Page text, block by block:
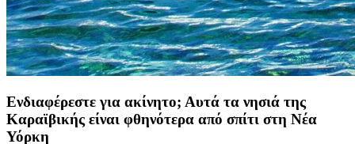
Ενδιαφέρεστε για ακίνητο; Αυτά τα νησιά της
Καραϊβικής είναι φθηνότερα από σπίτι στη Νέα
Υόρκη